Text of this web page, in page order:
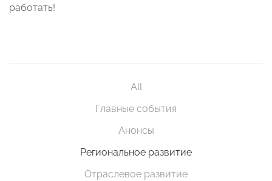
работать!
All
Главные события
Анонсы
Региональное развитие
Отраслевое развитие